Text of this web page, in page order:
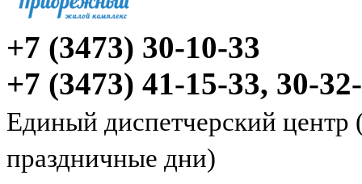
+7 (3473) 30-10-33
+7 (3473) 41-15-33, 30-
Единый диспетчерский центр
праздничные дни)